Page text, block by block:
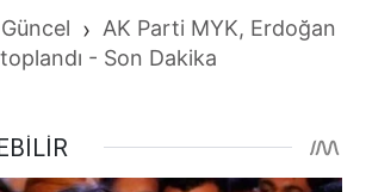
Güncel › AK Parti MYK, Erdoğan
- Son Dakika